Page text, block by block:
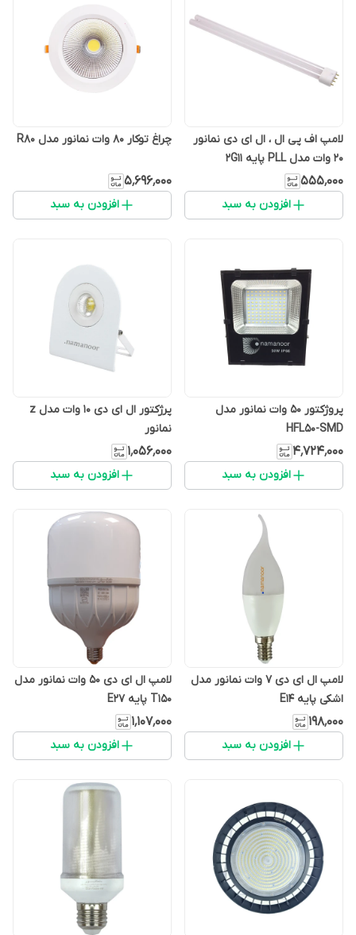
لامپ اف پی ال ، ال ای دی نمانور
20 وات مدل PLL پایه 2G11
۵۵۵٬۰۰۰
افزودن به سبد
چراغ توکار 80 وات نمانور مدل R80
۵٬۶۹۶٬۰۰۰
افزودن به سبد
پروژکتور 50 وات نمانور مدل
HFL50-SMD
۴٬۷۲۴٬۰۰۰
افزودن به سبد
پرژکتور ال ای دی 10 وات مدل z
نمانور
۱٬۰۵۶٬۰۰۰
افزودن به سبد
لامپ ال ای دی 7 وات نمانور مدل
اشکی پایه E14
۱۹۸٬۰۰۰
افزودن به سبد
لامپ ال ای دی 50 وات نمانور مدل
T150 پایه E27
۱٬۱۰۷٬۰۰۰
افزودن به سبد